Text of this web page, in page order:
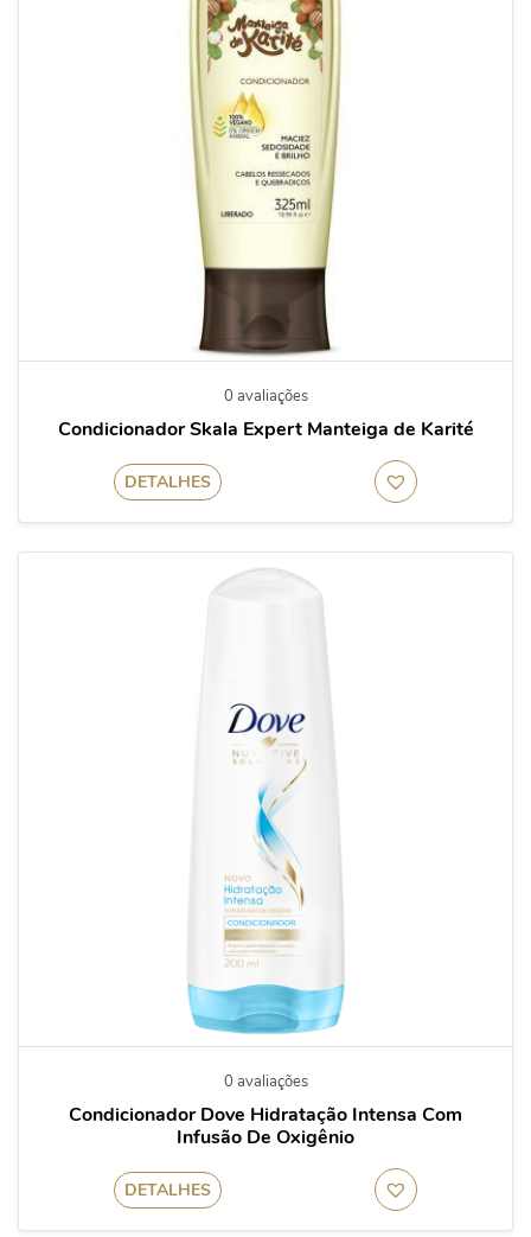
0 avaliações
Condicionador Skala Expert Manteiga de Karité
DETALHES
0 avaliações
Condicionador Dove Hidratação Intensa Com
Infusão De Oxigênio
DETALHES